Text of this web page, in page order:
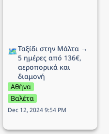
🗺️Ταξίδι στην Μάλτα →
5 ημέρες από 136€,
αεροπορικά και
διαμονή
Αθήνα
Βαλέτα
Dec 12, 2024 9:54 PM